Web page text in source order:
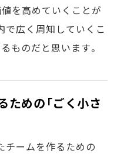
を高めていくことが
で広く周知していくこ
ものだと思います。
めの「ごく小さ
チームを作るための